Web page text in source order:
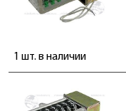
1 шт. в наличии